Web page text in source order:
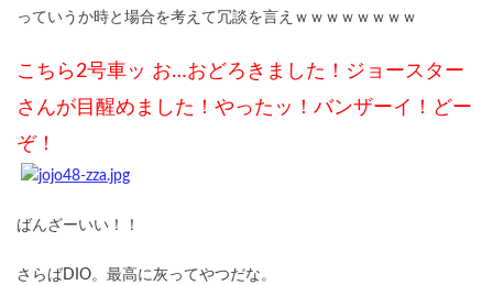
っていうか時と場合を考えて冗談を言えｗｗｗｗｗｗｗｗ
こちら2号車ッ お…おどろきました！ジョースター
さんが目醒めました！やったッ！バンザーイ！どー
ぞ！
ばんざーいい！！
さらばDIO。最高に灰ってやつだな。